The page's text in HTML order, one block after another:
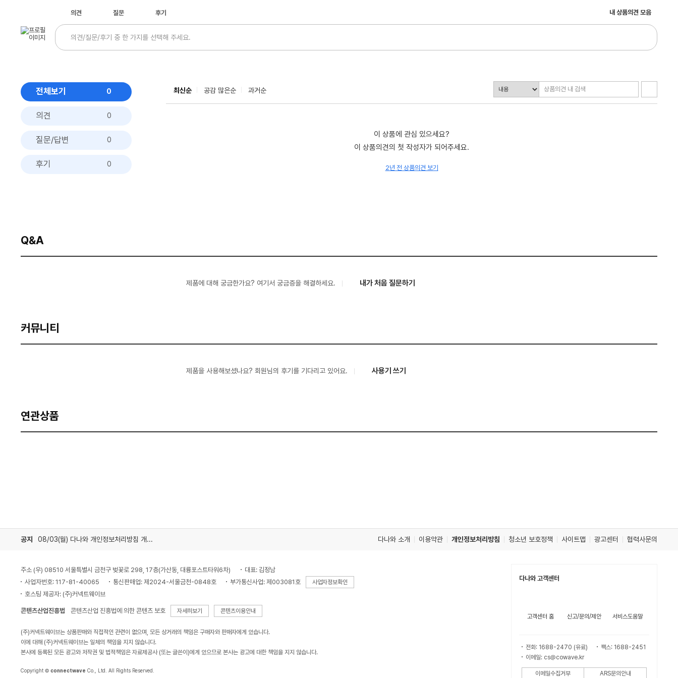
내 상품의견 모음
의견 질문 후기
전체보기 0
의견 0
질문/답변 0
후기 0
최신순 공감 많은순 과거순
이 상품에 관심 있으세요?
이 상품의견의 첫 작성자가 되어주세요.
2년 전 상품의견 보기
Q&A
제품에 대해 궁금한가요? 여기서 궁금증을 해결하세요. 내가 처음 질문하기
커뮤니티
제품을 사용해보셨나요? 회원님의 후기를 기다리고 있어요. 사용기 쓰기
연관상품
공지 08/03(월) 다나와 개인정보처리방침 개정 안내 다나와 소개 이용약관 개인정보처리방침 청소년 보호정책 사이트맵 광고센터 협력사문의
주소 (우) 08510 서울특별시 금천구 벚꽃로 298, 17층(가산동, 대륭포스트타워6차)
대표: 김정남
사업자번호: 117-81-40065
통신판매업: 제2024-서울금천-0848호 부가통신사업: 제003081호 사업자정보확인
호스팅 제공자: (주)커넥트웨이브
콘텐츠산업진흥법 콘텐츠산업 진흥법에 의한 콘텐츠 보호 자세히보기 콘텐츠이용안내
(주)커넥트웨이브는 상품판매와 직접적인 관련이 없으며, 모든 상거래의 책임은 구매자와 판매자에게 있습니다.
이에 대해 (주)커넥트웨이브는 일체의 책임을 지지 않습니다.
본사에 등록된 모든 광고와 저작권 및 법적책임은 자료제공사 (또는 글쓴이)에게 있으므로 본사는 광고에 대한 책임을 지지 않습니다.
Copyright © connectwave Co., Ltd. All Rights Reserved.
다나와 고객센터
고객센터 홈 신고/문의/제안 서비스도움말
전화: 1688-2470 (유료)
팩스: 1688-2451
이메일: cs@cowave.kr
이메일수집거부 ARS문의안내